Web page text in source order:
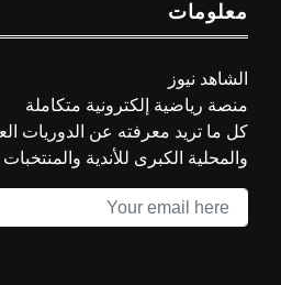
معلومات
الشاهد نيوز
منصة رياضية إلكترونية متكاملة
كل ما تريد معرفته عن الدوريات
والمحلية الكبرى للأندية والمنتخبات